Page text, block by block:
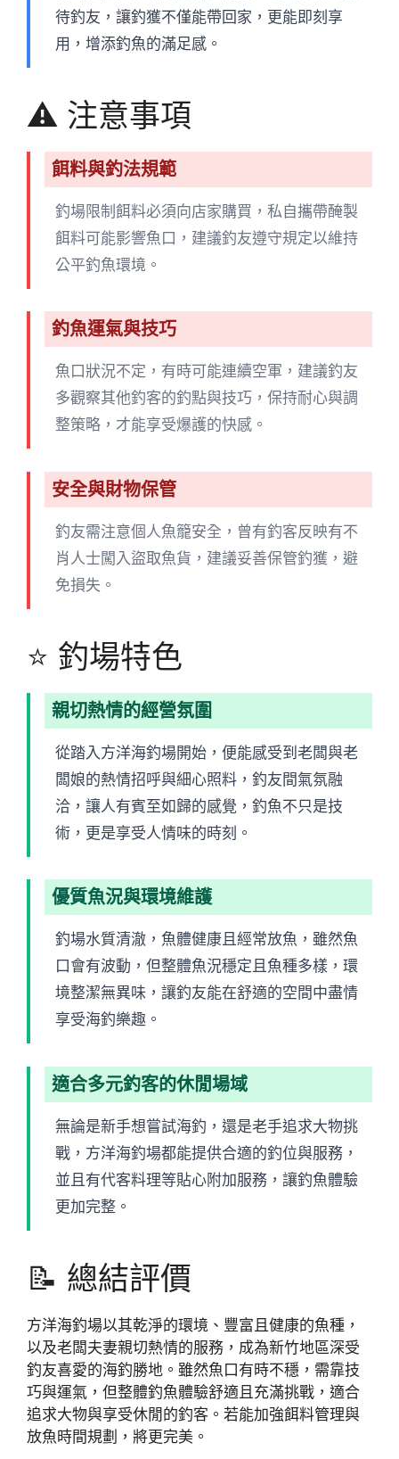
待釣友，讓釣獲不僅能帶回家，更能即刻享
用，增添釣魚的滿足感。
⚠️ 注意事項
餌料與釣法規範
釣場限制餌料必須向店家購買，私自攜帶醃製
餌料可能影響魚口，建議釣友遵守規定以維持
公平釣魚環境。
釣魚運氣與技巧
魚口狀況不定，有時可能連續空軍，建議釣友
多觀察其他釣客的釣點與技巧，保持耐心與調
整策略，才能享受爆護的快感。
安全與財物保管
釣友需注意個人魚籠安全，曾有釣客反映有不
肖人士闖入盜取魚貨，建議妥善保管釣獲，避
免損失。
⭐ 釣場特色
親切熱情的經營氛圍
從踏入方洋海釣場開始，便能感受到老闆與老
闆娘的熱情招呼與細心照料，釣友間氣氛融
洽，讓人有賓至如歸的感覺，釣魚不只是技
術，更是享受人情味的時刻。
優質魚況與環境維護
釣場水質清澈，魚體健康且經常放魚，雖然魚
口會有波動，但整體魚況穩定且魚種多樣，環
境整潔無異味，讓釣友能在舒適的空間中盡情
享受海釣樂趣。
適合多元釣客的休閒場域
無論是新手想嘗試海釣，還是老手追求大物挑
戰，方洋海釣場都能提供合適的釣位與服務，
並且有代客料理等貼心附加服務，讓釣魚體驗
更加完整。
📝 總結評價
方洋海釣場以其乾淨的環境、豐富且健康的魚種，
以及老闆夫妻親切熱情的服務，成為新竹地區深受
釣友喜愛的海釣勝地。雖然魚口有時不穩，需靠技
巧與運氣，但整體釣魚體驗舒適且充滿挑戰，適合
追求大物與享受休閒的釣客。若能加強餌料管理與
放魚時間規劃，將更完美。